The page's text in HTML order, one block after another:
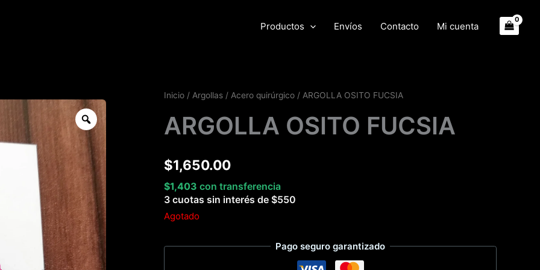
Productos Envíos Contacto Mi cuenta
Zoom
Inicio / Argollas / Acero quirúrgico / ARGOLLA OSITO FUCSIA
ARGOLLA OSITO FUCSIA
$1,650.00
$1,403 con transferencia
3 cuotas sin interés de $550
Agotado
Pago seguro garantizado